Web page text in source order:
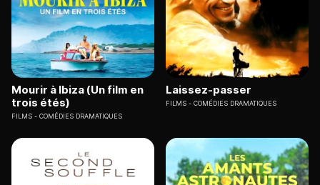
Mourir à Ibiza (Un film en
trois étés)
FILMS COMÉDIES DRAMATIQUES
Laissez-passer
FILMS COMÉDIES DRAMATIQUES